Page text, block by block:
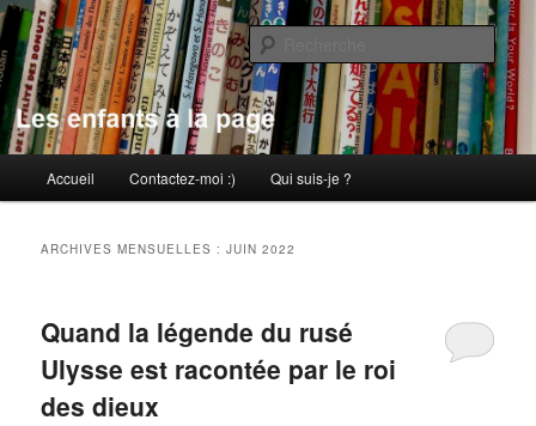
Aller
au
contenu
principal
Aller
au
contenu
secondaireLes enfants à la page
principal
Accueil Contactez-moi :) Qui suis-je ?
ARCHIVES MENSUELLES :JUIN 2022
Quand la légende du rusé
Ulysse est racontée par le roi
des dieux